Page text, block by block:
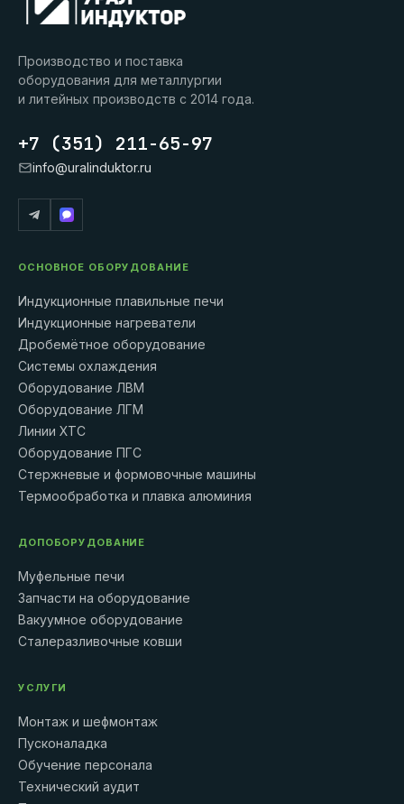
Производство и поставка
оборудования для металлургии
и литейных производств с 2014 года.
+7 (351) 211-65-97
info@uralinduktor.ru
ОСНОВНОЕ ОБОРУДОВАНИЕ
Индукционные плавильные печи
Индукционные нагреватели
Дробемётное оборудование
Системы охлаждения
Оборудование ЛВМ
Оборудование ЛГМ
Линии ХТС
Оборудование ПГС
Стержневые и формовочные машины
Термообработка и плавка алюминия
ДОПОБОРУДОВАНИЕ
Муфельные печи
Запчасти на оборудование
Вакуумное оборудование
Сталеразливочные ковши
УСЛУГИ
Монтаж и шефмонтаж
Пусконаладка
Обучение персонала
Технический аудит